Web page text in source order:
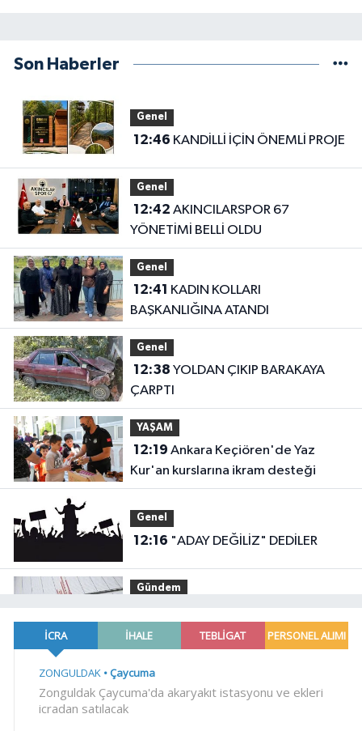
Son Haberler
Genel
12:46 KANDİLLİ İÇİN ÖNEMLİ PROJE
Genel
12:42
YÖNETİMİ BELLİ OLDU
Genel
12:41
BAŞKANLIĞINA ATANDI
Genel
12:38
ÇARPTI
YAŞAM
12:19
Kur'an kurslarına ikram desteği
Genel
12:16 "ADAY DEĞİLİZ" DEDİLER
Gündem
büyüklüğünde deprem
12:11